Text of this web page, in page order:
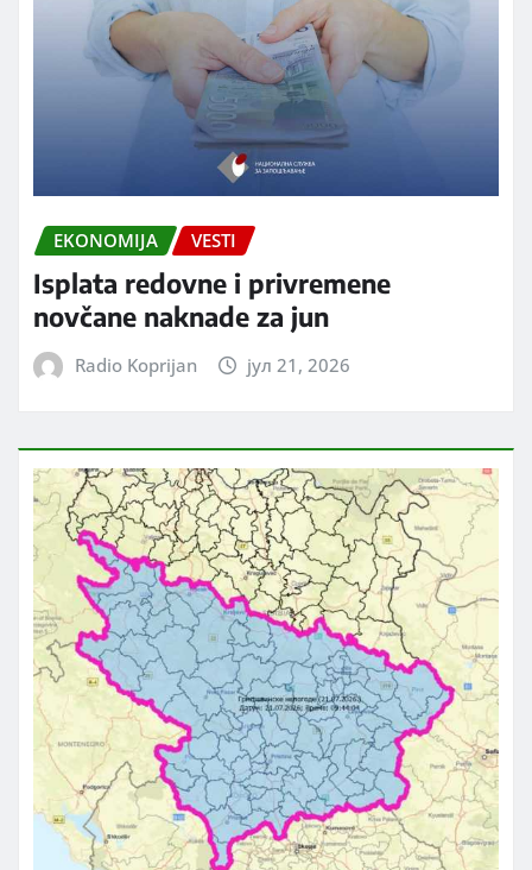
EKONOMIJA VESTI
Isplata redovne i privremene
novčane naknade za jun
Radio Koprijan јул 21, 2026